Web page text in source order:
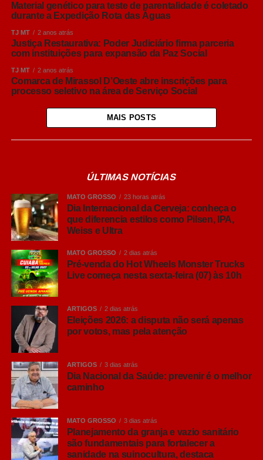
Material genético para teste de parentalidade é coletado
durante a Expedição Rota das Águas
TJ MT 2 anos atrás
Justiça Restaurativa: Poder Judiciário firma parceria
com instituições para expansão da Paz Social
TJ MT 2 anos atrás
Comarca de Mirassol D’Oeste abre inscrições para
processo seletivo na área de Serviço Social
MAIS POSTS
ÚLTIMAS NOTÍCIAS
MATO GROSSO 23 horas atrás
Dia Internacional da Cerveja: conheça o
que diferencia estilos como Pilsen, IPA,
Weiss e Ultra
MATO GROSSO 2 dias atrás
Pré-venda do Hot Wheels Monster Trucks
Live começa nesta sexta-feira (07) às 10h
ARTIGOS 2 dias atrás
Eleições 2026: a disputa não será apenas
por votos, mas pela atenção
ARTIGOS 3 dias atrás
Dia Nacional da Saúde: prevenir é o melhor
caminho
MATO GROSSO 3 dias atrás
Planejamento da granja e vazio sanitário
são fundamentais para fortalecer a
sanidade na suinocultura, destaca